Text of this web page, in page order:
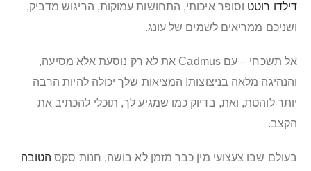
דילדו רוטט וסופר איכותי, התחושות עמוקות, הריגוש מדביק,
ושניכם ממריאים לשמים של עונג.
אל תשכחי – עם Cadmus את לא רק נוסעת אלא מסיעה,
והנהיגה מלאה בניצוצות! המציאות שלך יכולה להיות הרבה
יותר לוהטת, ואת, בדיוק כמו שמגיע לך, תוכלי להכתיב את
הקצב.
בעולם שבו צעצועי מין כבר מזמן לא בושה, חנות סקס הטובה